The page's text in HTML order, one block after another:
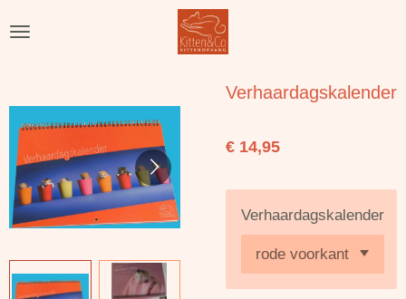
direct
hoofdinhoud
Verhaardagskalender
€ 14,95
Verhaardagskalender